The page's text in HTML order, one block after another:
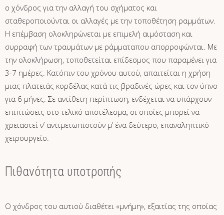
ο χόνδρος για την αλλαγή του σχήματος και
σταθεροποιούνται οι αλλαγές με την τοποθέτηση ραμμάτων.
Η επέμβαση ολοκληρώνεται με επιμελή αιμόσταση και
συρραφή των τραυμάτων με ράμματαπου απορροφώνται. Με
την ολοκλήρωση, τοποθετείται επίδεσμος που παραμένει για
3-7 ημέρες. Κατόπιν του χρόνου αυτού, απαιτείται η χρήση
μιας πλατειάς κορδέλας κατά τις βραδινές ώρες και τον ύπνο
για 6 μήνες. Σε αντίθετη περίπτωση, ενδέχεται να υπάρχουν
επιπτώσεις στο τελικό αποτέλεσμα, οι οποίες μπορεί να
χρειαστεί ν’ αντιμετωπιστούν μ’ ένα δεύτερο, επαναληπτικό
χειρουργείο.
Πιθανότητα υποτροπής
Ο χόνδρος του αυτιού διαθέτει «μνήμη», εξαιτίας της οποίας